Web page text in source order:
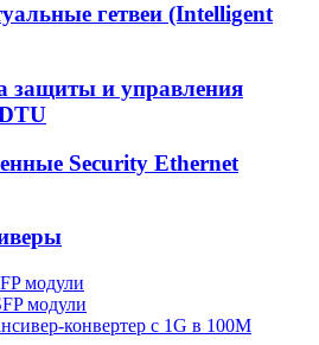
гетвеи (Intelligent
защиты и управления
Security Ethernet
модули
модули
конвертер с 1G в 100М